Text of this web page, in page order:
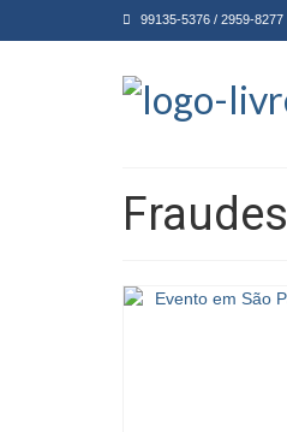
99135-5376 / 2959-8277
Fraudes